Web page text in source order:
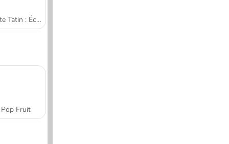
Tarte Tatin : École de cuisine de Sara
Pop Fruit